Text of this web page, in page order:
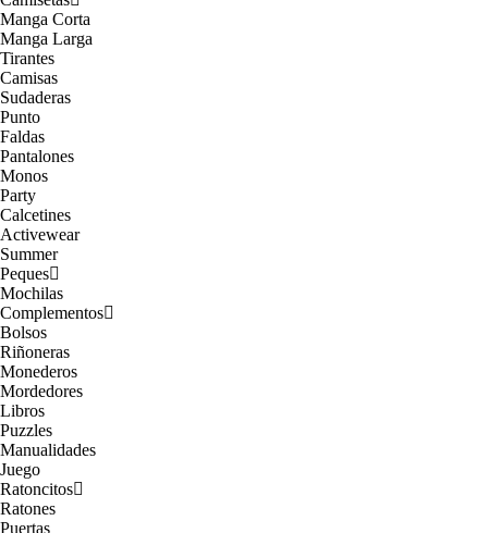
Manga Corta
Manga Larga
Tirantes
Camisas
Sudaderas
Punto
Faldas
Pantalones
Monos
Party
Calcetines
Activewear
Summer
Peques
Mochilas
Complementos
Bolsos
Riñoneras
Monederos
Mordedores
Libros
Puzzles
Manualidades
Juego
Ratoncitos
Ratones
Puertas